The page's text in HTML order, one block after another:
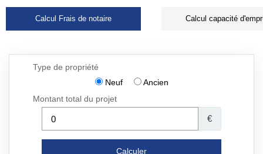
Calcul Frais de notaire Calcul capacité